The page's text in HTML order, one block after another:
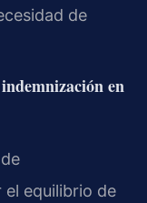
de
en
el equilibrio de